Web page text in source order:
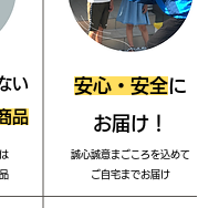
い
品
安心・安全に
お届け！
誠心誠意まごころを込めて
​ご自宅までお届け